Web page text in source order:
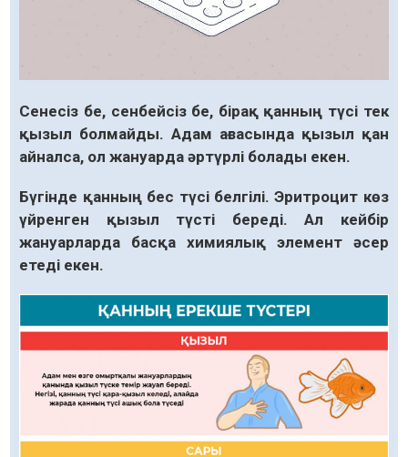
Сенесіз бе, сенбейсіз бе, бірақ қанның түсі тек
қызыл болмайды. Адам ағзасында қызыл қан
айналса, ол жануарда әртүрлі болады екен.
Бүгінде қанның бес түсі белгілі. Эритроцит көз
үйренген қызыл түсті береді. Ал кейбір
жануарларда басқа химиялық элемент әсер
етеді екен.